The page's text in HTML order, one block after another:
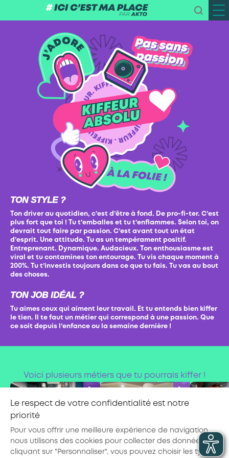
TON STYLE ?
Ton driver au quotidien, c’est d’être à fond. De pro-fi-ter. C’est
plus fort que toi ! Tu t’emballes et tu t’enflammes. Selon toi, on
devrait tout faire par passion. C’est avant tout un état
d’esprit. Une attitude. Tu as un tempérament positif.
Entreprenant. Dynamique. Audacieux. Ton enthousiasme est
viral et tu contamines ton entourage. Tu vis chaque moment à
200%. Tu t’investis toujours dans ce que tu fais. Tu vas au bout
des choses.
TON JOB IDÉAL ?
Tu aimes ceux qui aiment leur travail. Et tu entends bien kiffer
le tien. Il te faut un métier qui correspond à une passion. Que
ce soit depuis l’enfance ou la semaine dernière !
Voici plusieurs métiers que tu pourrais kiffer !
Chef·fe de partie Cuisinier·ère
Le respect de votre confidentialité est notre
priorité
Pour vous offrir une meilleure expérience de navigation,
nous utilisons des cookies pour collecter des données. En
cliquant sur "Personnaliser", vous pouvez choisir les types